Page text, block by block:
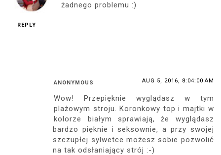
żadnego problemu :)
REPLY
ANONYMOUS AUG 5, 2016, 8:04:00 AM
Wow! Przepięknie wyglądasz w tym
plażowym stroju. Koronkowy top i majtki w
kolorze białym sprawiają, że wyglądasz
bardzo pięknie i seksownie, a przy swojej
szczupłej sylwetce możesz sobie pozwolić
na tak odsłaniający strój :-)